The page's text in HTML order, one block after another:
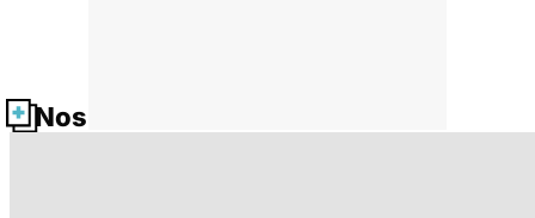
Nos fiches santé